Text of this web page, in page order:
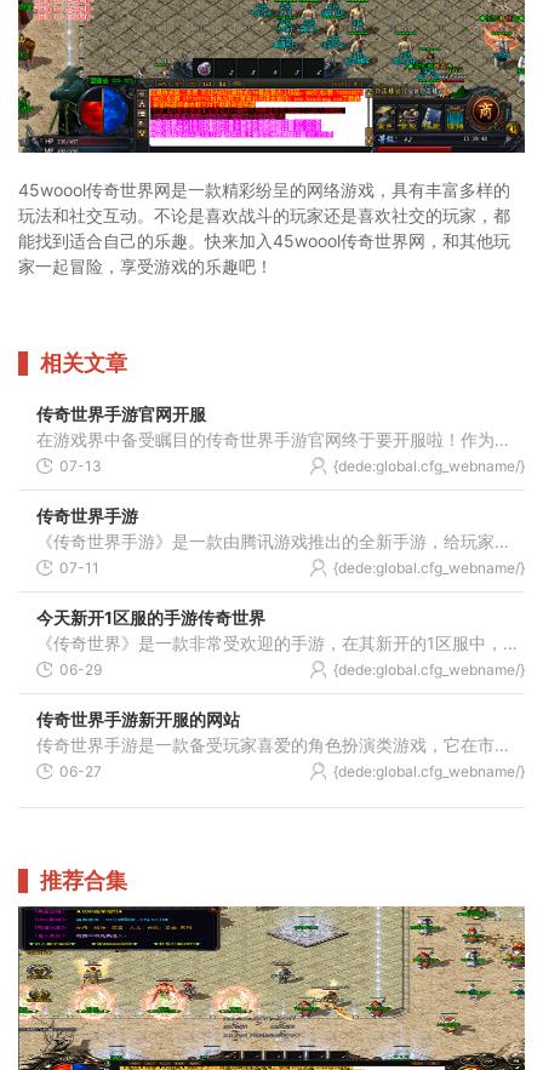
45woool传奇世界网是一款精彩纷呈的网络游戏，具有丰富多样的
玩法和社交互动。不论是喜欢战斗的玩家还是喜欢社交的玩家，都
能找到适合自己的乐趣。快来加入45woool传奇世界网，和其他玩
家一起冒险，享受游戏的乐趣吧！
相关文章
传奇世界手游官网开服
在游戏界中备受瞩目的传奇世界手游官网终于要开服啦！作为一款具有浓厚传奇色彩的角色扮演游戏，传奇世界手游自问世以来就席卷了全球玩家。而官网开服则被众多玩家期待已久。
07-13 {dede:global.cfg_webname/}
传奇世界手游
《传奇世界手游》是一款由腾讯游戏推出的全新手游，给玩家带来了视觉和游戏体验的全面升级。本文将为大家详细介绍《传奇世界手游》的具体玩法，带你一起体验这个令人兴奋的游
07-11 {dede:global.cfg_webname/}
今天新开1区服的手游传奇世界
《传奇世界》是一款非常受欢迎的手游，在其新开的1区服中，带给玩家更多精彩的游戏体验。本文将为大家介绍这款游戏的具体玩法，让大家更好地了解并享受这个全新的世界。传奇世
06-29 {dede:global.cfg_webname/}
传奇世界手游新开服的网站
传奇世界手游是一款备受玩家喜爱的角色扮演类游戏，它在市场上拥有众多的玩家基础。为了满足玩家的需求，传奇世界手游经常会开启新的游戏服务器，以此来让更多的玩家参与其中
06-27 {dede:global.cfg_webname/}
推荐合集